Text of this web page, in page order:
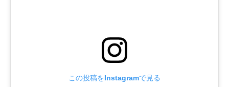
この投稿をInstagramで見る